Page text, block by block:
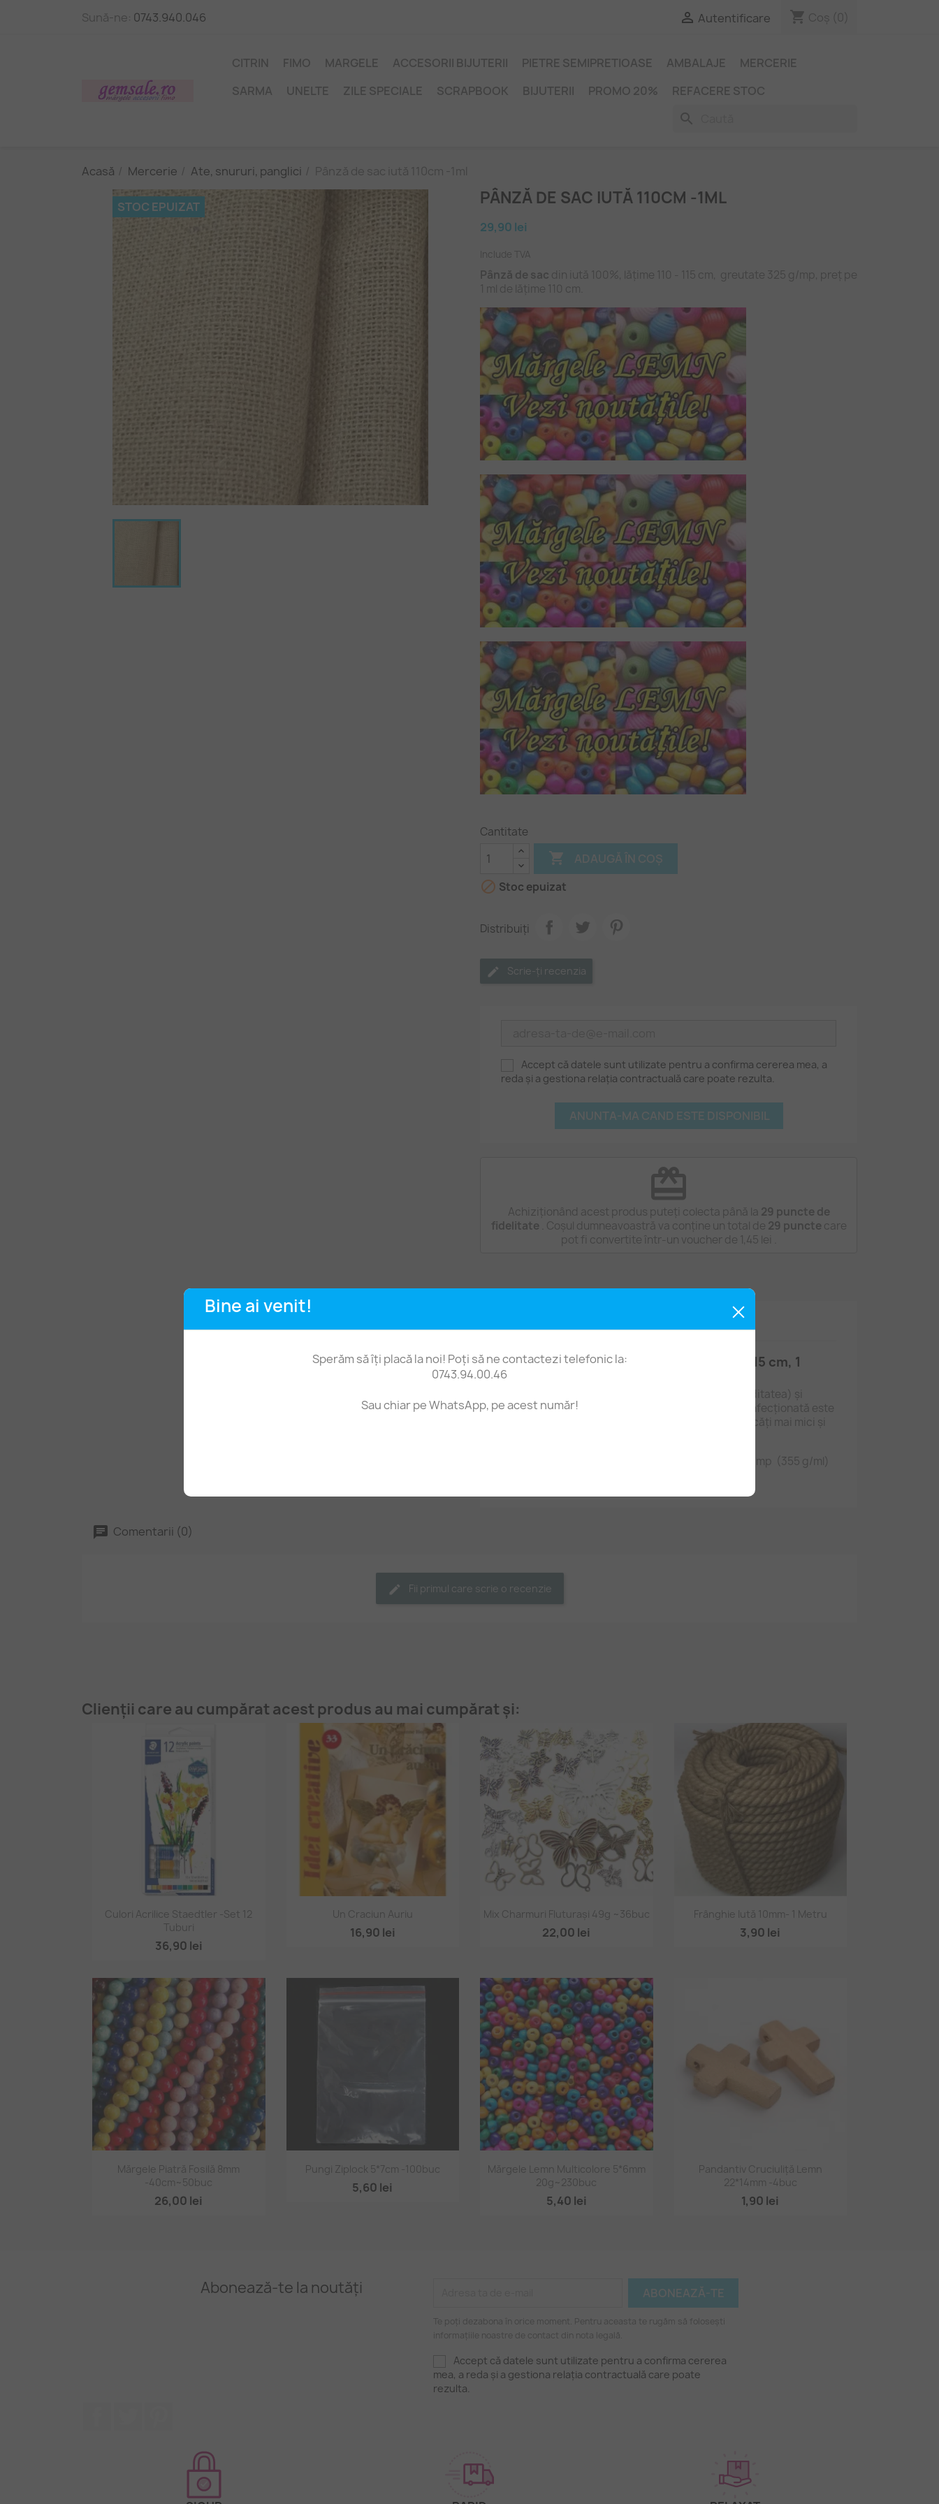
Bine ai venit!
Sperăm să îți placă la noi! Poți să ne contactezi telefonic la:
0743.94.00.46
Sau chiar pe WhatsApp, pe acest număr!
Sună-ne: 0743.940.046  Autentificare shopping_cart Coș (0)
CITRIN FIMO MARGELE ACCESORII BIJUTERII PIETRE SEMIPRETIOASE AMBALAJE
MERCERIE
SARMA
UNELTE ZILE SPECIALE SCRAPBOOK BIJUTERII PROMO 20% REFACERE STOC
search
Acasă Mercerie Ate, snururi, panglici Pânză de sac iută 110cm -1ml
STOC EPUIZAT PÂNZĂ DE SAC IUTĂ 110CM -1ML
29,90 lei
Include TVA
Pânză de sac din iută 100%, lățime 110 - 115 cm, greutate 325 g/mp, preț pe
1 ml de lățime 110 cm.
Cantitate
 ADAUGĂ ÎN COȘ
 Stoc epuizat
Distribuiți
Scrie-ți recenzia
Accept că datele sunt utilizate pentru a confirma cererea mea, a
reda și a gestiona relația contractuală care poate rezulta.
ANUNTA-MA CAND ESTE DISPONIBIL
redeem
Achiziționând acest produs puteți colecta până la 29 puncte de
fidelitate . Coșul dumneavoastră va conține un total de 29 puncte care
pot fi convertite într-un voucher de 1,45 lei
Descriere Detalii
Pânză de sac din iută 100%, lățime 110-115 cm, 1
metru liniar
Pânză din iută 100%, higroscopică (absoarbe umiditatea) și
biodegradabilă. Deoarece sfoara din care este confecționată este
groasă, aspectul este grosier. Puteți tăia din ea bucăți mai mici și
Prețul este pe 1 metru liniar de aproape 325 grame/mp (355 g/ml)
Comentarii (0)
Fii primul care scrie o recenzie
Clienții care au cumpărat acest produs au mai cumpărat și:
Vizualizare rapidă
Culori Acrilice Staedtler -set 12
Tuburi
36,90 lei
Vizualizare rapidă
Un Craciun Auriu
16,90 lei
Vizualizare rapidă
Mix Charmuri Fluturași 49g ~36buc
22,00 lei
Vizualizare rapidă
Frânghie Iută 10mm- 1 Metru
3,90 lei
Vizualizare rapidă
Mărgele Piatră Fosilă 8mm
-40cm~50buc
26,00 lei
 Vizualizare rapidă
Pungi Ziplock 5*7cm -100buc
5,60 lei
 Vizualizare rapidă
Mărgele Lemn Multicolore 5*6mm
20g~230buc
5,40 lei
Vizualizare rapidă
Pandantiv Cruciuliță Lemn
22*14mm -4buc
1,90 lei
Abonează-te la noutăți
Te poți dezabona în orice moment. Pentru aceasta te rugăm să folosești
informațiile noastre de contact din nota legală.
Accept că datele sunt utilizate pentru a confirma cererea
mea, a reda și a gestiona relația contractuală care poate
rezulta.